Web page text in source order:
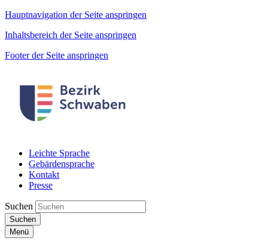
Hauptnavigation der Seite anspringen
Inhaltsbereich der Seite anspringen
Footer der Seite anspringen
Leichte Sprache
Gebärdensprache
Kontakt
Presse
Suchen
Suchen
Menü